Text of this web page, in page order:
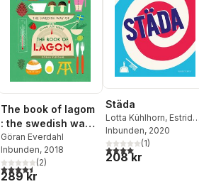
The book of lagom
: the swedish way
of living just right
Göran Everdahl
Inbunden, 2018
4,5utav 5 stjärnor. Totalt antal röster:
(2)
289 kr
Städa
Lotta Kühlhorn, Estrid
Holm
Inbunden, 2020
4,0utav 5 stjärnor.
(1)
208 kr